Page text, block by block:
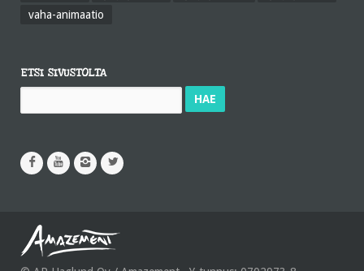
vaha-animaatio
ETSI SIVUSTOLTA